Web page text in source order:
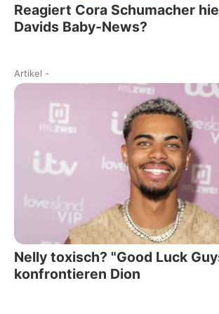
Reagiert Cora Schumacher
Davids Baby-News?
Artikel -
Nelly toxisch? "Good Luck
konfrontieren Dion